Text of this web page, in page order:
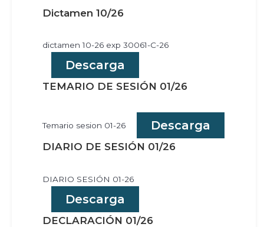
Dictamen 10/26
dictamen 10-26 exp 30061-C-26
Descarga
TEMARIO DE SESIÓN 01/26
Temario sesion 01-26 Descarga
DIARIO DE SESIÓN 01/26
DIARIO SESIÓN 01-26
Descarga
DECLARACIÓN 01/26